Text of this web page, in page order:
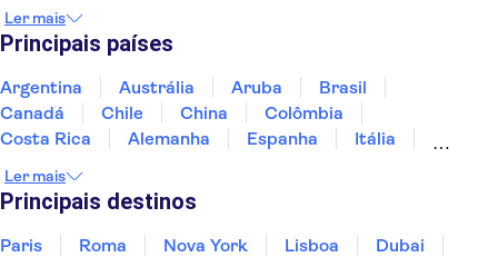
Ler mais
Principais países
Argentina Austrália Aruba
Brasil
Canadá
Chile China
Colômbia
Costa Rica
Alemanha Espanha
Itália
Panamá
Peru
Ler mais
Principais destinos
Paris Roma Nova York Lisboa
Dubai